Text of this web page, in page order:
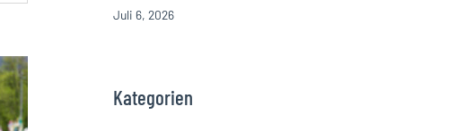
Juli 6, 2026
Kategorien